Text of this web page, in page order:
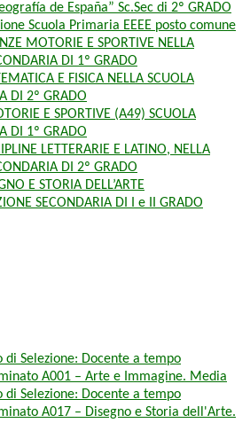
de España” Sc.Sec di 2º GRADO
Scuola Primaria EEEE posto comune
MOTORIE E SPORTIVE NELLA
DI 1º GRADO
E FISICA NELLA SCUOLA
DI 2º GRADO
E SPORTIVE (A49) SCUOLA
DI 1º GRADO
LETTERARIE E LATINO, NELLA
DI 2º GRADO
E STORIA DELL’ARTE
SECONDARIA DI I e II GRADO
di Selezione: Docente a tempo
A001 – Arte e Immagine. Media
di Selezione: Docente a tempo
A017 – Disegno e Storia dell'Arte.